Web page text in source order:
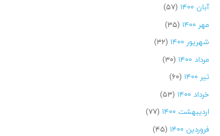
آبان ۱۴۰۰
(۵۷)
مهر ۱۴۰۰
(۳۵)
شهریور ۱۴۰۰
(۳۲)
مرداد ۱۴۰۰
(۳۰)
تیر ۱۴۰۰
(۶۰)
خرداد ۱۴۰۰
(۵۳)
اردیبهشت ۱۴۰۰
(۷۷)
فروردین ۱۴۰۰
(۴۵)